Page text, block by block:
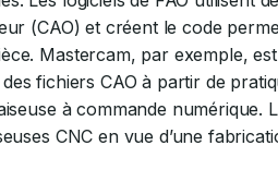
(CAO) et créent le code
Mastercam, par exemple,
fichiers CAO à partir de
à commande numérique.
CNC en vue d’une